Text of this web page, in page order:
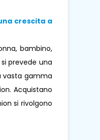
crescita a
bambino,
prevede una
vasta gamma
Acquistano
si rivolgono